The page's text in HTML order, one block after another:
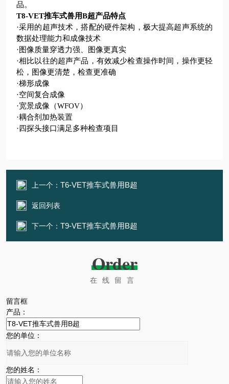
品。
T8-VET推车式兽用B超产品特点
·采用的超声技术，搭配的硬件架构，极大提高超声系统的
数据处理能力和成像技术
·图像质量穿透力强、图像更真实
·相比以往的超声产品，有效减少检查操作时间，操作更轻
松，图像更清楚，检查更准确
·梯形成像
·空间复合成像
·宽景成像（WFOV）
·耦合剂加热装置
·四探头接口满足多种检查项目
上一个： T6-VET推车式兽用B超
返回列表
下一个： T9-VET推车式兽用B超
Order
在线留言
留言框
产品：
您的单位：
您的姓名：